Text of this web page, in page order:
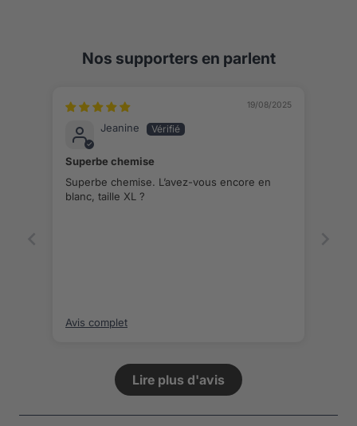
Nos supporters en parlent
19/08/2025
Jeanine
Superbe chemise
Superbe chemise. L’avez-vous encore en
blanc, taille XL ?
Avis complet
Lire plus d'avis